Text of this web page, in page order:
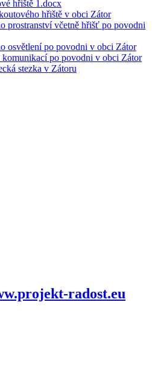
hřiště 1.docx
hřiště v obci Zátor
prostranství včetně hřišť po povodni
osvětlení po povodni v obci Zátor
komunikací po povodni v obci Zátor
stezka v Zátoru
radost.eu